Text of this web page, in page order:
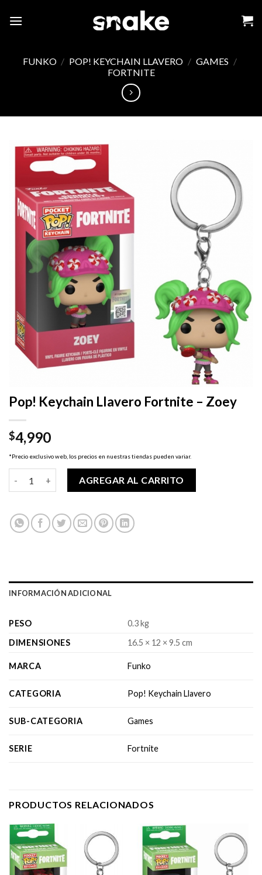
FUNKO / POP! KEYCHAIN LLAVERO / GAMES /
FORTNITE
Pop! Keychain Llavero Fortnite – Zoey
$4,990
*Precio exclusivo web, los precios en nuestras tiendas pueden variar.
AGREGAR AL CARRITO
INFORMACIÓN ADICIONAL
PESO
0.3 kg
DIMENSIONES
16.5 × 12 × 9.5 cm
MARCA Funko
CATEGORIA Pop! Keychain Llavero
SUB-CATEGORIA Games
SERIE Fortnite
PRODUCTOS RELACIONADOS